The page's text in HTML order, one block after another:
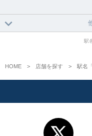
駅
HOME 店舗を探す 駅名